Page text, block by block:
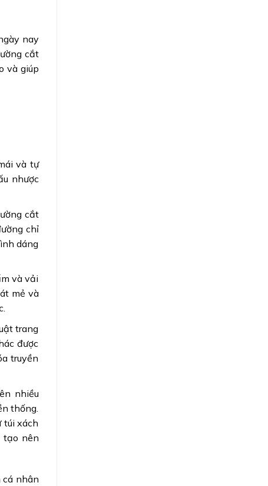
nay
cắt
và giúp
và tự
nhược
cắt
chỉ
dáng
và vải
mẻ và
trang
được
truyền
nhiều
thống.
túi xách
tạo nên
cá nhân